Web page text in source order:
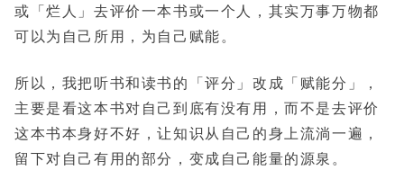
或「烂人」去评价一本书或一个人，其实万事万物都
可以为自己所用，为自己赋能。
所以，我把听书和读书的「评分」改成「赋能分」，
主要是看这本书对自己到底有没有用，而不是去评价
这本书本身好不好，让知识从自己的身上流淌一遍，
留下对自己有用的部分，变成自己能量的源泉。